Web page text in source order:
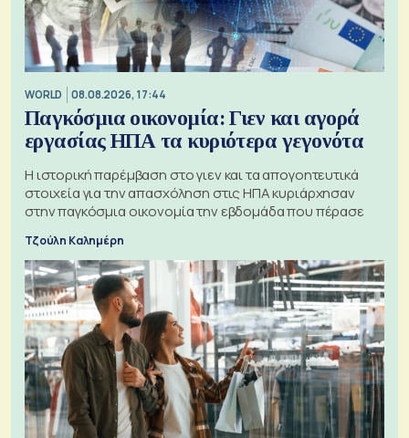
WORLD 08.08.2026, 17:44
Παγκόσμια οικονομία: Γιεν και αγορά
εργασίας ΗΠΑ τα κυριότερα γεγονότα
Η ιστορική παρέμβαση στο γιεν και τα απογοητευτικά
στοιχεία για την απασχόληση στις ΗΠΑ κυριάρχησαν
στην παγκόσμια οικονομία την εβδομάδα που πέρασε
Τζούλη Καλημέρη